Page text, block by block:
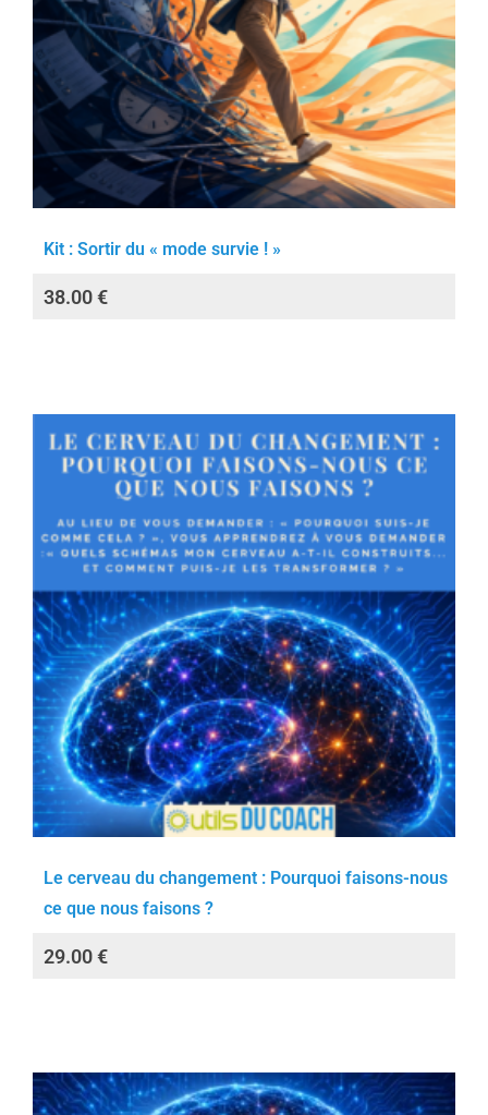
Kit : Sortir du « mode survie ! »
38.00€
Le cerveau du changement : Pourquoi faisons-nous
ce que nous faisons ?
29.00€